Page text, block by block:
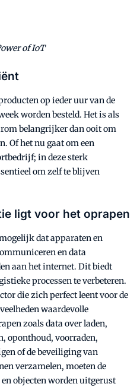
of IoT
op ieder uur van de
worden besteld. Het is als
belangrijker dan ooit om
Of het nu gaat om een
in deze sterk
om zelf te blijven
ligt voor het oprapen
dat apparaten en
en data
aan het internet. Dit biedt
processen te verbeteren.
die zich perfect leent voor de
waardevolle
zoals data over laden,
oponthoud, voorraden,
of de beveiliging van
verzamelen, moeten de
objecten worden uitgerust